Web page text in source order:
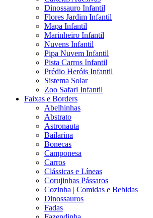
Dinossauro Infantil
Flores Jardim Infantil
Mapa Infantil
Marinheiro Infantil
Nuvens Infantil
Pipa Nuvem Infantil
Pista Carros Infantil
Prédio Heróis Infantil
Sistema Solar
Zoo Safari Infantil
Faixas e Borders
Abelhinhas
Abstrato
Astronauta
Bailarina
Bonecas
Camponesa
Carros
Clássicas e Líneas
Corujinhas Pássaros
Cozinha | Comidas e Bebidas
Dinossauros
Fadas